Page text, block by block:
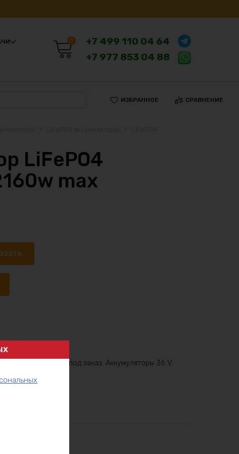
0
+7 499 110 04 64
+7 977 853 04 88
ИЗБРАННОЕ СРАВНЕНИЕ
LiFePO4
max
Аккумулятор под заказ ,Аккумуляторы 36 V,